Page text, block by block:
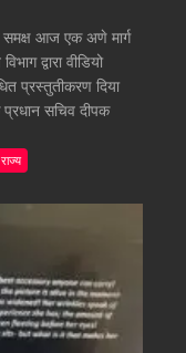
आज एक अणे मार्ग
द्वारा वीडियो
प्रस्तुतीकरण दिया
प्रधान सचिव दीपक
राज्य